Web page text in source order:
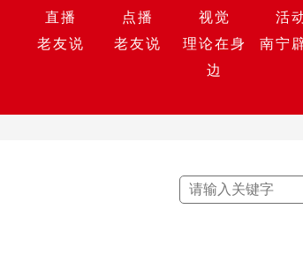
直播 点播 视觉 活
老友说 老友说
理论在身
边
南宁